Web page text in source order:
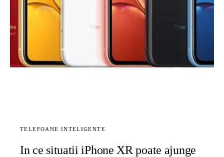
TELEFOANE INTELIGENTE
In ce situatii iPhone XR poate ajunge